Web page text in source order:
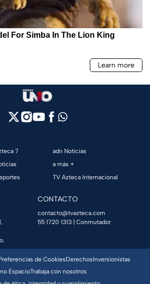
7
adn Noticias
a más +
TV Azteca Internacional
CONTACTO
contacto@tvazteca.com
55 1720 1313 | Conmutador
de CookiesDerechosInversionistas
EspacioTrabaja con nosotros